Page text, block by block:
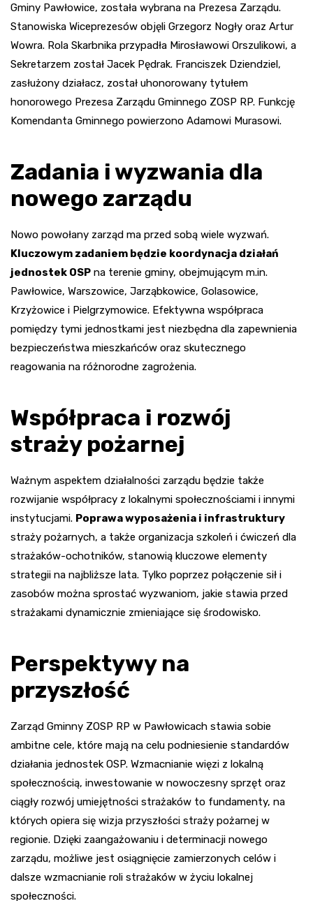
Gminy Pawłowice, została wybrana na Prezesa Zarządu.
Stanowiska Wiceprezesów objęli Grzegorz Nogły oraz Artur
Wowra. Rola Skarbnika przypadła Mirosławowi Orszulikowi, a
Sekretarzem został Jacek Pędrak. Franciszek Dziendziel,
zasłużony działacz, został uhonorowany tytułem
honorowego Prezesa Zarządu Gminnego ZOSP RP. Funkcję
Komendanta Gminnego powierzono Adamowi Murasowi.
Zadania i wyzwania dla
nowego zarządu
Nowo powołany zarząd ma przed sobą wiele wyzwań.
Kluczowym zadaniem będzie koordynacja działań
jednostek OSP na terenie gminy, obejmującym m.in.
Pawłowice, Warszowice, Jarząbkowice, Golasowice,
Krzyżowice i Pielgrzymowice. Efektywna współpraca
pomiędzy tymi jednostkami jest niezbędna dla zapewnienia
bezpieczeństwa mieszkańców oraz skutecznego
reagowania na różnorodne zagrożenia.
Współpraca i rozwój
straży pożarnej
Ważnym aspektem działalności zarządu będzie także
rozwijanie współpracy z lokalnymi społecznościami i innymi
instytucjami. Poprawa wyposażenia i infrastruktury
straży pożarnych, a także organizacja szkoleń i ćwiczeń dla
strażaków-ochotników, stanowią kluczowe elementy
strategii na najbliższe lata. Tylko poprzez połączenie sił i
zasobów można sprostać wyzwaniom, jakie stawia przed
strażakami dynamicznie zmieniające się środowisko.
Perspektywy na
przyszłość
Zarząd Gminny ZOSP RP w Pawłowicach stawia sobie
ambitne cele, które mają na celu podniesienie standardów
działania jednostek OSP. Wzmacnianie więzi z lokalną
społecznością, inwestowanie w nowoczesny sprzęt oraz
ciągły rozwój umiejętności strażaków to fundamenty, na
których opiera się wizja przyszłości straży pożarnej w
regionie. Dzięki zaangażowaniu i determinacji nowego
zarządu, możliwe jest osiągnięcie zamierzonych celów i
dalsze wzmacnianie roli strażaków w życiu lokalnej
społeczności.